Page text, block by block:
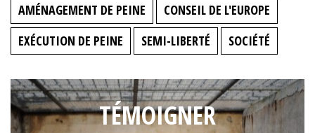
AMÉNAGEMENT DE PEINE
CONSEIL DE L'EUROPE
EXÉCUTION DE PEINE
SEMI-LIBERTÉ SOCIÉTÉ
TÉMOIGNER